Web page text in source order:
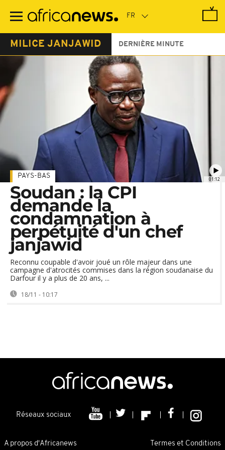
contenu
MILICE JANJAWID DERNIÈRE MINUTE
01:12
PAYS-BAS
Soudan : la CPI
demande la
condamnation à
perpétuité d'un chef
janjawid
Reconnu coupable d'avoir joué un rôle majeur dans une
campagne d'atrocités commises dans la région soudanaise du
Darfour il y a plus de 20 ans, ...
18/11 - 10:17
Réseaux sociaux
A propos d'Africanews Termes et Conditions